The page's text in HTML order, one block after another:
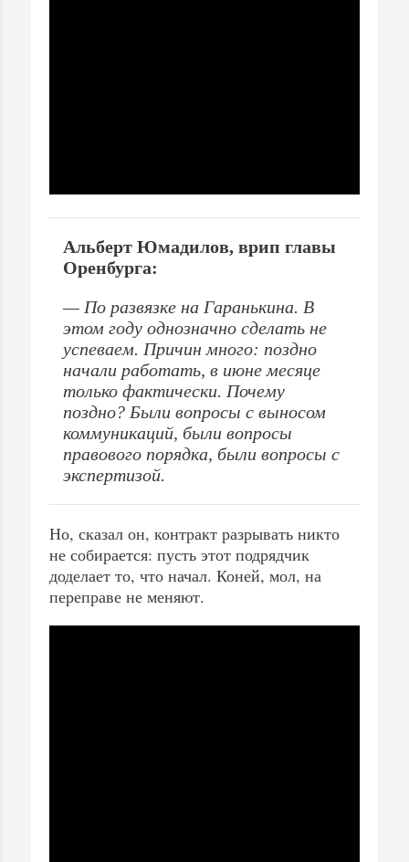
Альберт Юмадилов, врип главы
Оренбурга:
— По развязке на Гаранькина. В
этом году однозначно сделать не
успеваем. Причин много: поздно
начали работать, в июне месяце
только фактически. Почему
поздно? Были вопросы с выносом
коммуникаций, были вопросы
правового порядка, были вопросы с
экспертизой.
Но, сказал он, контракт разрывать никто
не собирается: пусть этот подрядчик
доделает то, что начал. Коней, мол, на
переправе не меняют.